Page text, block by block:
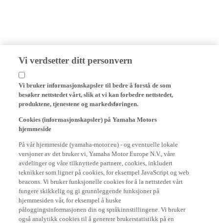
Vi verdsetter ditt personvern
Vi bruker informasjonskapsler til bedre å forstå de som
besøker nettstedet vårt, slik at vi kan forbedre nettstedet,
produktene, tjenestene og markedsføringen.
Cookies (informasjonskapsler) på Yamaha Motors
hjemmeside
På vår hjemmeside (yamaha-motor.eu) - og eventuelle lokale
versjoner av det bruker vi, Yamaha Motor Europe N.V., våre
avdelinger og våre tilknyttede partnere, cookies, inkludert
teknikker som ligner på cookies, for eksempel JavaScript og web
beacons. Vi bruker funksjonelle cookies for å la nettstedet vårt
fungere skikkelig og gi grunnleggende funksjoner på
hjemmesiden vår, for eksempel å huske
påloggingsinformasjonen din og språkinnstillingene. Vi bruker
også analytikk cookies til å generere brukerstatistikk på en